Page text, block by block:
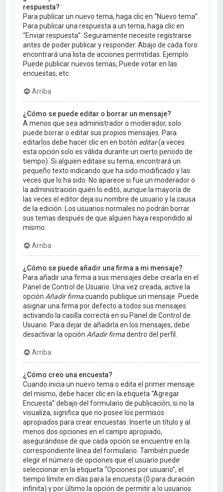
respuesta?
Para publicar un nuevo tema, haga clic en “Nuevo tema”.
Para publicar una respuesta a un tema, haga clic en
“Enviar respuesta”. Seguramente necesite registrarse
antes de poder publicar y responder. Abajo de cada foro
encontrará una lista de acciones permitidas. Ejemplo:
Puede publicar nuevos temas, Puede votar en las
encuestas, etc.
Arriba
¿Cómo se puede editar o borrar un mensaje?
A menos que sea administrador o moderador, solo
puede borrar o editar sus propios mensajes. Para
editarlos debe hacer clic en en botón editar(a veces
esta opción solo es válida durante un cierto periodo de
tiempo). Si alguien editase su tema, encontrará un
pequeño texto indicando que ha sido modificado y las
veces que lo ha sido. No aparece si fue un moderador o
la administración quién lo editó, aunque la mayoría de
las veces el editor deja su nombre de usuario y la causa
de la edición. Los usuarios normales no podrán borrar
sus temas después de que alguien haya respondido al
mismo.
Arriba
¿Cómo se puede añadir una firma a mi mensaje?
Para añadir una firma a sus mensajes debe crearla en el
Panel de Control de Usuario. Una vez creada, active la
opción Añadir firmacuando publique un mensaje. Puede
asignar una firma por defecto a todos sus mensajes
activando la casilla correcta en su Panel de Control de
Usuario. Para dejar de añadirla en los mensajes, debe
desactivar la opción Añadir firmadentro del perfil.
Arriba
¿Cómo creo una encuesta?
Cuando inicia un nuevo tema o edita el primer mensaje
del mismo, debe hacer clic en la etiqueta “Agregar
Encuesta” debajo del formulario de publicación; si no la
visualiza, significa que no posee los permisos
apropiados para crear encuestas. Inserte un título y al
menos dos opciones en el campo apropiado,
asegurándose de que cada opción se encuentre en la
correspondiente línea del formulario. También puede
elegir el número de opciones que el usuario puede
seleccionar en la etiqueta “Opciones por usuario”, el
tiempo límite en días para la encuesta (0 para duración
infinita) y por último la opción de permitir a lo usuarios